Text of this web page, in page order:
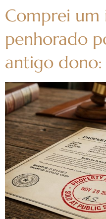
Comprei um
penhorado
antigo dono: